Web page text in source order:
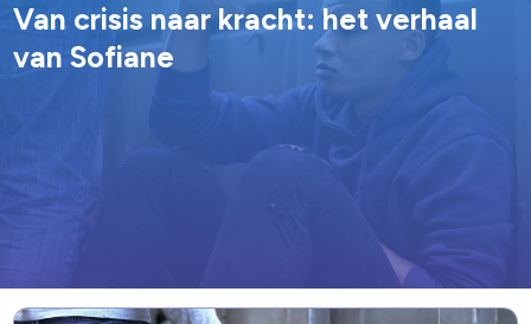
Van crisis naar kracht: het verhaal
van Sofiane